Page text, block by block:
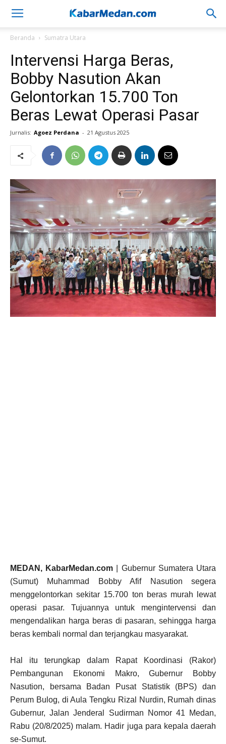
Beranda Sumatra Utara
Intervensi Harga Beras,
Bobby Nasution Akan
Gelontorkan 15.700 Ton
Beras Lewat Operasi Pasar
Jurnalis: Agoez Perdana - 21 Agustus 2025
MEDAN, KabarMedan.com | Gubernur Sumatera Utara
(Sumut) Muhammad Bobby Afif Nasution segera
menggelontorkan sekitar 15.700 ton beras murah lewat
operasi pasar. Tujuannya untuk mengintervensi dan
mengendalikan harga beras di pasaran, sehingga harga
beras kembali normal dan terjangkau masyarakat.
Hal itu terungkap dalam Rapat Koordinasi (Rakor)
Pembangunan Ekonomi Makro, Gubernur Bobby
Nasution, bersama Badan Pusat Statistik (BPS) dan
Perum Bulog, di Aula Tengku Rizal Nurdin, Rumah dinas
Gubernur, Jalan Jenderal Sudirman Nomor 41 Medan,
Rabu (20/8/2025) malam. Hadir juga para kepala daerah
se-Sumut.